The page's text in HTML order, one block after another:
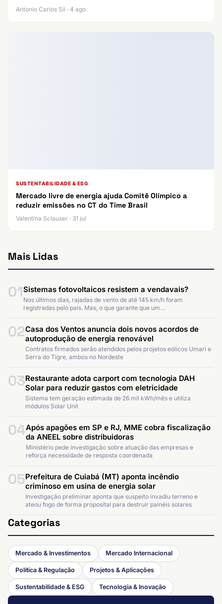
Antonio Carlos Sil · 4 ago
SUSTENTABILIDADE & ESG
Mercado livre de energia ajuda Comitê Olímpico a
reduzir emissões no CT do Time Brasil
Valentina Sclauser · 31 jul
Mais Lidas
01Sistemas fotovoltaicos resistem a vendavais?
Nos últimos dias, rajadas de vento de até 145 km/h foram
registradas pelo país. Mas, o que garante que um…
02Casa dos Ventos anuncia dois novos acordos de
autoprodução de energia renovável
Contratos firmados serão atendidos pelos projetos eólicos Umari e
Serra do Tigre, ambos no Nordeste
03Restaurante adota carport com tecnologia DAH
Solar para reduzir gastos com eletricidade
Sistema tem geração estimada de 26 mil kWh/mês e utiliza
módulos Solar Unit
04Após apagões em SP e RJ, MME cobra fiscalização
da ANEEL sobre distribuidoras
Ministério pede investigação sobre atuação das empresas e
reforça necessidade de resposta coordenada
05Prefeitura de Cuiabá (MT) aponta incêndio
criminoso em usina de energia solar
Investigação preliminar aponta que suspeito invadiu terreno e
ateou fogo de forma proposital para destruir painéis solares
Categorias
Mercado & Investimentos Mercado Internacional
Política & Regulação Projetos & Aplicações
Sustentabilidade & ESG Tecnologia & Inovação